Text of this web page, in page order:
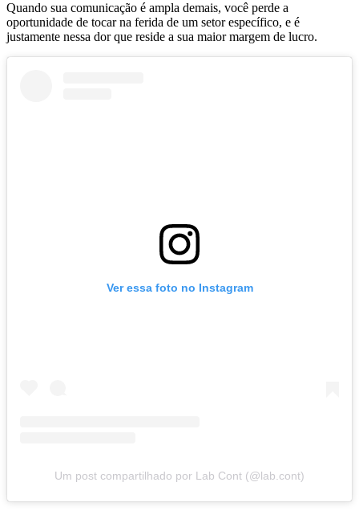
Quando sua comunicação é ampla demais, você perde a
oportunidade de tocar na ferida de um setor específico, e é
justamente nessa dor que reside a sua maior margem de lucro.
Ver essa foto no Instagram
Um post compartilhado por Lab Cont (@lab.cont)